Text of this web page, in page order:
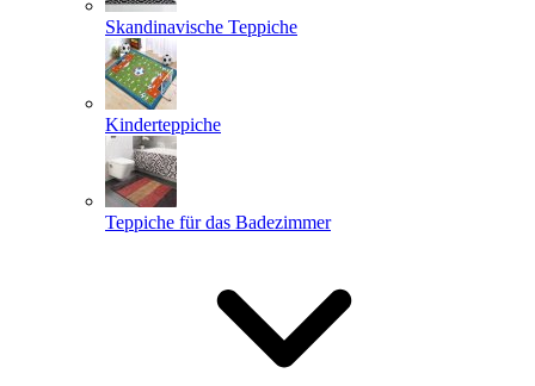
Skandinavische Teppiche
Kinderteppiche
Teppiche für das Badezimmer